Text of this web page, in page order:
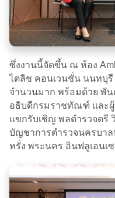
ซึ่งงานนี้จัดขึ้น ณ ห้อง
ไตลิช คอนเวนชั่น นนทบุ
จำนวนมาก พร้อมด้วย พัน
อธิบดีกรมราชทัณฑ์ และ
แขกรับเชิญ พลตำรวจตรี
บัญชาการตำรวจนครบา
หรั่ง พระนคร อินฟลูเอนเ